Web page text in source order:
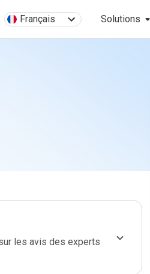
Français Solutions
les avis des experts